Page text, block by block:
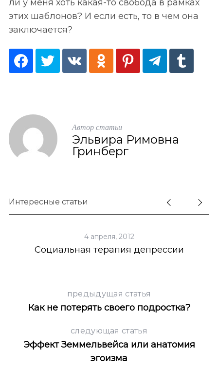
ли у меня хоть какая-то свобода в рамках
этих шаблонов? И если есть, то в чем она
заключается?
Автор статьи
Эльвира Римовна
Гринберг
Интересные статьи
4 апреля, 2012
Социальная терапия депрессии
предыдущая статья
Как не потерять своего подростка?
следующая статья
Эффект Земмельвейса или анатомия
эгоизма
c
o
r